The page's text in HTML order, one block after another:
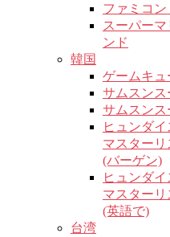
ファミコ
スーパー
ンド
韓国
ゲームキュ
サムスン
サムスン
ヒュンダ
マスターリ
(バーゲン)
ヒュンダ
マスターリ
(英語で)
台湾